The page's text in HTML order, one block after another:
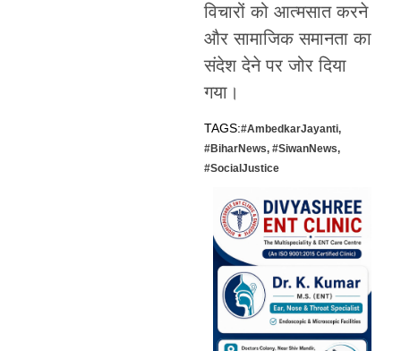
विचारों को आत्मसात करने
और सामाजिक समानता का
संदेश देने पर जोर दिया
गया।
TAGS:#AmbedkarJayanti,
#BiharNews, #SiwanNews,
#SocialJustice